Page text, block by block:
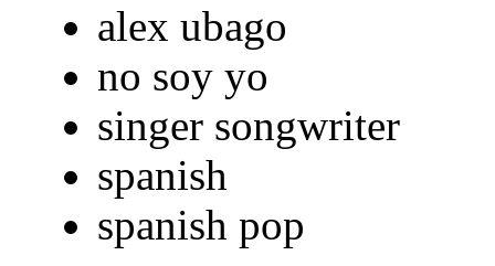
alex ubago
no soy yo
singer songwriter
spanish
spanish pop